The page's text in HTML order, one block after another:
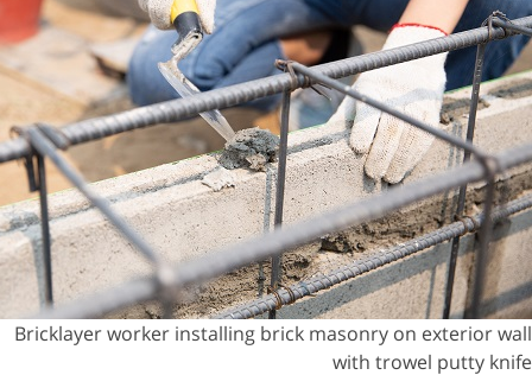
Bricklayer worker installing brick masonry on exterior wall
with trowel putty knife